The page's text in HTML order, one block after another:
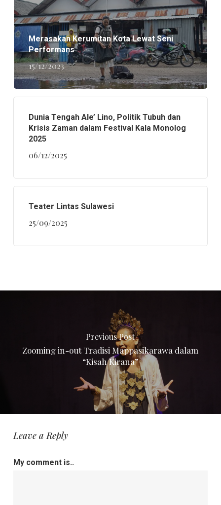
Merasakan Kerumitan Kota Lewat Seni
Performans
15/12/2023
Dunia Tengah Ale’ Lino, Politik Tubuh dan
Krisis Zaman dalam Festival Kala Monolog
2025
06/12/2025
Teater Lintas Sulawesi
25/09/2025
Previous Post
Zooming in-out Tradisi Mappasikarawa dalam
“Kisah Kirana”
Leave a Reply
My comment is..